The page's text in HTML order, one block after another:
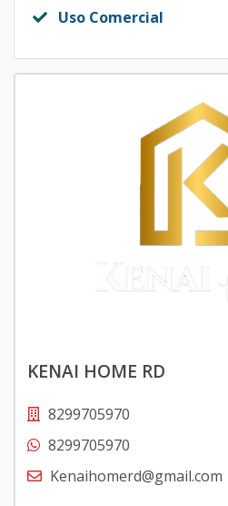
Uso Comercial
KENAI HOME RD
8299705970
8299705970
Kenaihomerd@gmail.com